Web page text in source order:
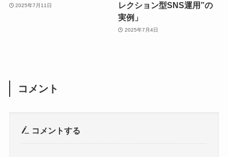
2025年7月11日
レクション型SNS運用”の
実例」
2025年7月4日
コメント
コメントする